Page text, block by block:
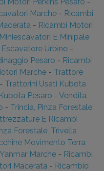
Marche - Ricambi
- Ricambi Motori
E Minipale
Urbino -
Pesaro - Ricambi
Marche- Trattore
- Trattorini Usati Kubota
Pesaro - Vendita
- Trincia, Pinza Forestale,
E Ricambi
Forestale, Trivella
Movimento Terra
Marche- Ricambi
Macerata - Ricambio